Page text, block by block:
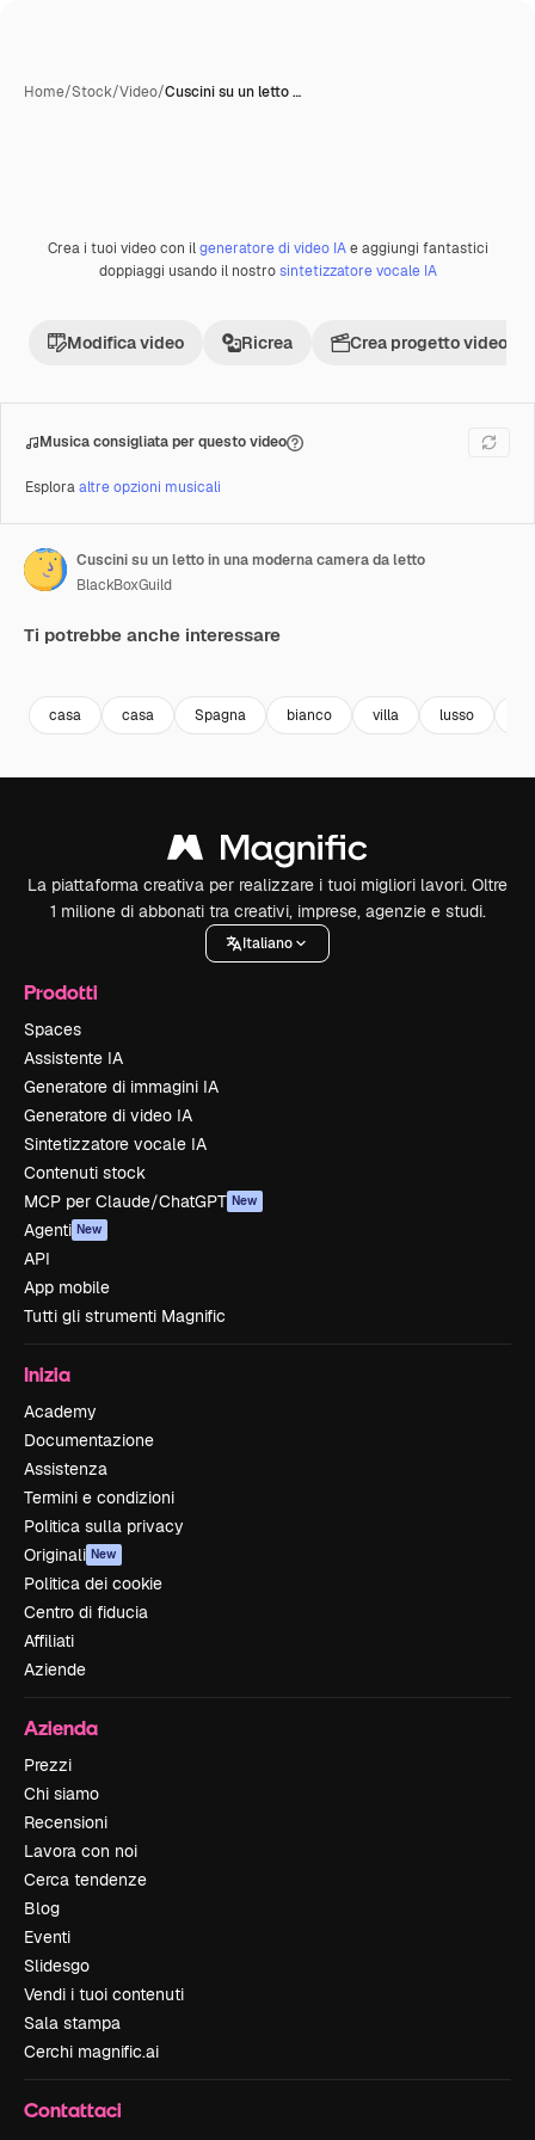
Home/Stock/Video/Cuscini su un letto …
Premium
Crea i tuoi video con ilgeneratore di video IAe aggiungi fantastici
doppiaggi usando il nostrosintetizzatore vocale IA
Modifica video Ricrea Crea progetto video
Musica consigliata per questo video
Esploraaltre opzioni musicali
Cuscini su un letto in una moderna camera da letto
BlackBoxGuild
Ti potrebbe anche interessare
casa casa Spagna bianco villa lusso
La piattaforma creativa per realizzare i tuoi migliori lavori. Oltre
1 milione di abbonati tra creativi, imprese, agenzie e studi.
Italiano
Prodotti
Spaces
Assistente IA
Generatore di immagini IA
Generatore di video IA
Sintetizzatore vocale IA
Contenuti stock
MCP per Claude/ChatGPT New
Agenti New
API
App mobile
Tutti gli strumenti Magnific
Inizia
Academy
Documentazione
Assistenza
Termini e condizioni
Politica sulla privacy
Originali New
Politica dei cookie
Centro di fiducia
Affiliati
Aziende
Azienda
Prezzi
Chi siamo
Recensioni
Lavora con noi
Cerca tendenze
Blog
Eventi
Slidesgo
Vendi i tuoi contenuti
Sala stampa
Cerchi magnific.ai
Contattaci